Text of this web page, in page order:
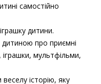
самостійно
дитини.
дитиною про приємні
мультфільми,
історію, яку